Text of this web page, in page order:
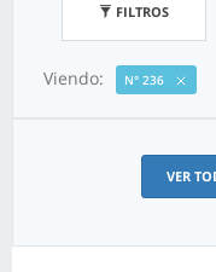
FILTROS
Viendo: N° 236
VER